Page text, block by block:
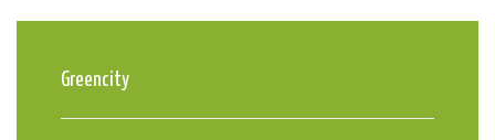
Greencity